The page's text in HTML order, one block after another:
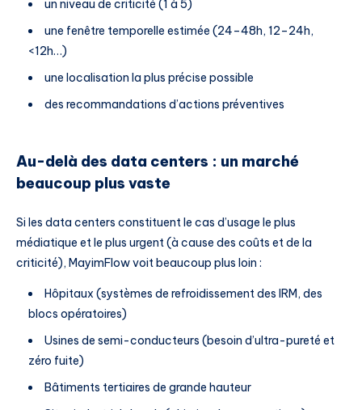
un niveau de criticité (1 à 5)
une fenêtre temporelle estimée (24–48h, 12–24h,
<12h…)
une localisation la plus précise possible
des recommandations d’actions préventives
Au-delà des data centers : un marché
beaucoup plus vaste
Si les data centers constituent le cas d’usage le plus
médiatique et le plus urgent (à cause des coûts et de la
criticité), MayimFlow voit beaucoup plus loin :
Hôpitaux (systèmes de refroidissement des IRM, des
blocs opératoires)
Usines de semi-conducteurs (besoin d’ultra-pureté et
zéro fuite)
Bâtiments tertiaires de grande hauteur